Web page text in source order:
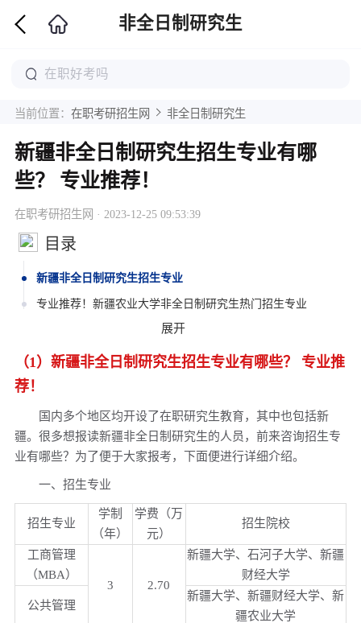
非全日制研究生
当前位置： 在职考研招生网 非全日制研究生
新疆非全日制研究生招生专业有哪
些？ 专业推荐！
在职考研招生网 · 2023-12-25 09:53:39
目录
新疆非全日制研究生招生专业
专业推荐！新疆农业大学非全日制研究生热门招生专业
新疆农业大学非全日制研究生热门招生专业推荐！
新疆大学非全日制研究生招生专业目录一览表！
新疆财经大学非全日制研究生招生专业目录一览表！
2023年新疆财经大学非全日制研究生热门招生专业推荐！
热门推荐！新疆师范大学非全日制研究生热门招生专业
新疆师范大学国际商务硕士非全日制研究生报考条件及招生专
业
展开
（1）新疆非全日制研究生招生专业有哪些？ 专业推
荐！
国内多个地区均开设了在职研究生教育，其中也包括新
疆。很多想报读新疆非全日制研究生的人员，前来咨询招生专
业有哪些？为了便于大家报考，下面便进行详细介绍。
一、招生专业
招生专业
学制
（年）
学费（万
元）
招生院校
工商管理
（MBA）
3
2.70
新疆大学、石河子大学、新疆
财经大学
公共管理
新疆大学、新疆财经大学、新
疆农业大学